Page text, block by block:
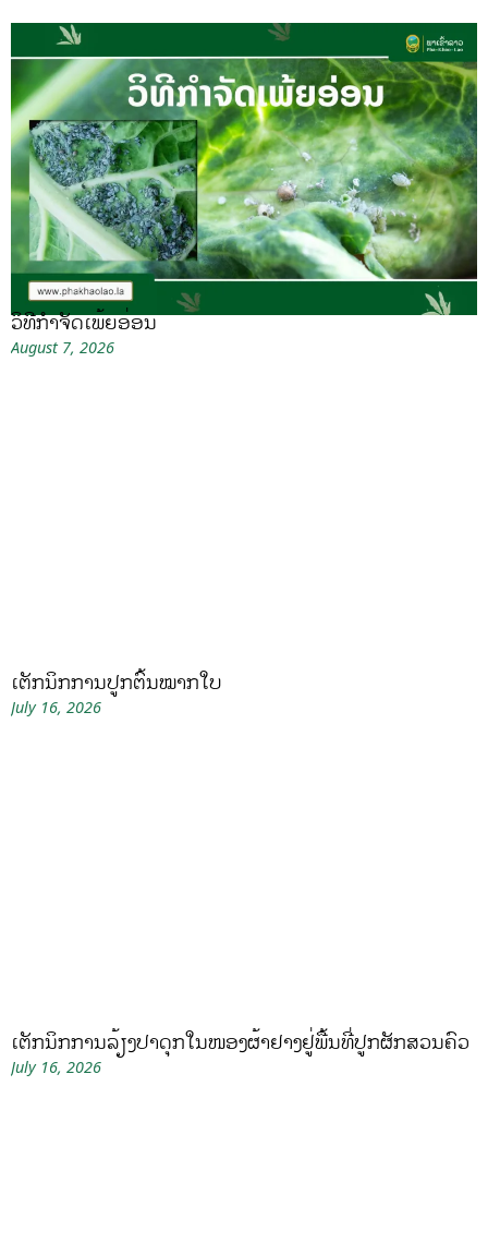
ວິທີກໍາຈັດເພ້ຍອ່ອນ
August 7, 2026
ເຕັກນິກການປູກຕົ້ນໝາກໃບ
July 16, 2026
ເຕັກນິກການລ້ຽງປາດຸກໃນໜອງຜ້າຢາງຢູ່ພື້ນທີ່ປູກຜັກສວນຄົວ
July 16, 2026